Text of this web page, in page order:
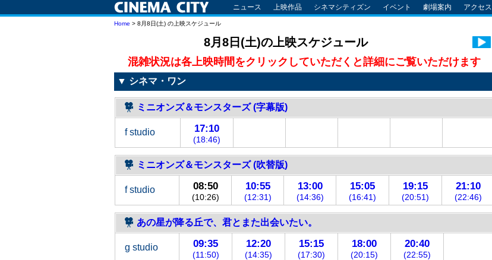
ニュース 上映作品 シネマシティズン イベント 劇場案内 アクセス
Home > 8月8日(土) の上映スケジュール
8月8日(土)の上映スケジュール
混雑状況は各上映時間をクリックしていただくと詳細にご覧いただけます
▼ シネマ・ワン
ミニオンズ＆モンスターズ (字幕版)
f studio 17:10
(18:46)
ミニオンズ＆モンスターズ (吹替版)
f studio 08:50
(10:26)
10:55
(12:31)
13:00
(14:36)
15:05
(16:41)
19:15
(20:51)
21:10
(22:46)
あの星が降る丘で、君とまた出会いたい。
g studio 09:35
(11:50)
12:20
(14:35)
15:15
(17:30)
18:00
(20:15)
20:40
(22:55)